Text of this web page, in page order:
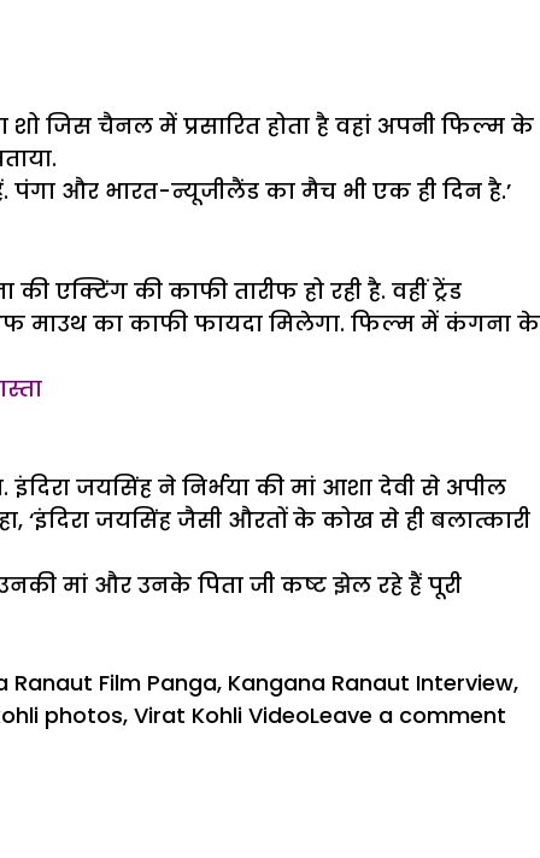
जिस चैनल में प्रसारित होता है वहां अपनी फिल्म के
और भारत-न्यूजीलैंड का मैच भी एक ही दिन है.’
एक्टिंग की काफी तारीफ हो रही है. वहीं ट्रेंड
माउथ का काफी फायदा मिलेगा. फिल्म में कंगना के
इंदिरा जयसिंह ने निर्भया की मां आशा देवी से अपील
‘इंदिरा जयसिंह जैसी औरतों के कोख से ही बलात्कारी
मां और उनके पिता जी कष्ट झेल रहे हैं पूरी
Ranaut Film Panga, Kangana Ranaut Interview,
photos, Virat Kohli VideoLeave a comment